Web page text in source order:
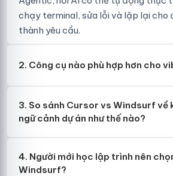
chạy terminal, sửa lỗi và lặp lại cho
thành yêu cầu.
2. Công cụ nào phù hợp hơn cho
3. So sánh Cursor vs Windsurf về
ngữ cảnh dự án như thế nào?
4. Người mới học lập trình nên
Windsurf?